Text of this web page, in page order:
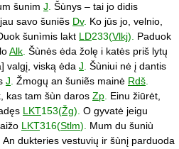
šunim J. Šùnys – tai jo didis
savo šuniẽs Dv. Ko jūs jo, velnio,
šunìmis lakt LD233(Vlkj). Paduok
Alk. Šùnės ėda žolę i katės priš lytų
valgį, viską ėda J. Šùniui nė į dantis
J. Žmogų an šuniẽs mainė Rdš.
kas tam šùn daros Zp. Einu žiūrėt,
LKT153(Žg). O gyvatė jeigu
LKT316(Stlm). Mum du šuniù
An dukteries vestuvių ir šùnį parduoda